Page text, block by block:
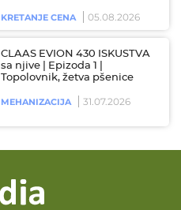
KRETANJE CENA 05.08.2026
CLAAS EVION 430 ISKUSTVA
sa njive | Epizoda 1 |
Topolovnik, žetva pšenice
MEHANIZACIJA 31.07.2026